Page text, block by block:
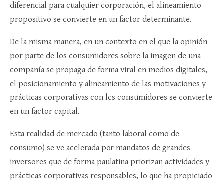
diferencial para cualquier corporación, el alineamiento
propositivo se convierte en un factor determinante.
De la misma manera, en un contexto en el que la opinión
por parte de los consumidores sobre la imagen de una
compañía se propaga de forma viral en medios digitales,
el posicionamiento y alineamiento de las motivaciones y
prácticas corporativas con los consumidores se convierte
en un factor capital.
Esta realidad de mercado (tanto laboral como de
consumo) se ve acelerada por mandatos de grandes
inversores que de forma paulatina priorizan actividades y
prácticas corporativas responsables, lo que ha propiciado